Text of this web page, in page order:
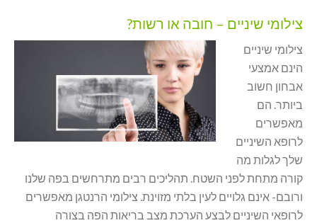
צילומי שיניים – חובה או רשות?
צילומי שיניים
הינם אמצעי
אבחון חשוב
ביותר. הם
מאפשרים
לרופא השיניים
שלך לגלות מה
קורה מתחת לפני השטח. תהליכים רבים מתרחשים בפה שלנו
ורובם- אינם גלויים לעין בלתי מזוינת. צילומי הרנטגן מאפשרים
לרופאי השיניים לבצע הערכת מצב בריאות הפה בצורה